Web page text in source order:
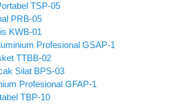
TSP-05
PRB-05
KWB-01
Profesional GSAP-1
TTBB-02
Silat BPS-03
Profesional GFAP-1
TBP-10